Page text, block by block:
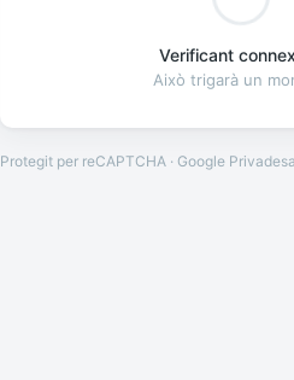
Verificant
Això trigarà un
Protegit per reCAPTCHA · Google Privadesa